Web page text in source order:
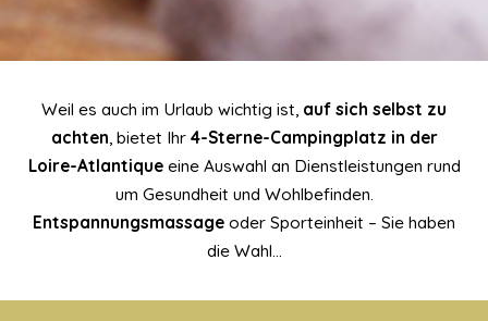
Weil es auch im Urlaub wichtig ist, auf sich selbst zu
achten, bietet Ihr 4-Sterne-Campingplatz in der
Loire-Atlantiqueeine Auswahl an Dienstleistungen rund
um Gesundheit und Wohlbefinden.
Entspannungsmassage oder Sporteinheit – Sie haben
die Wahl...